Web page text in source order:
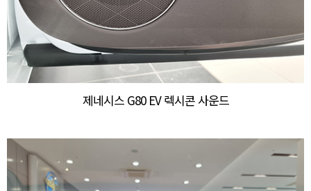
제네시스 G80 EV 렉시콘 사운드